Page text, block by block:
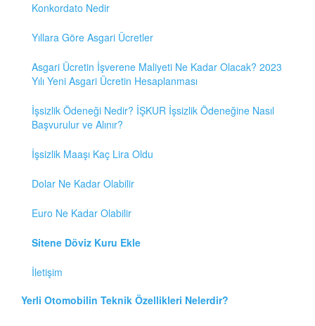
Konkordato Nedir
Yıllara Göre Asgari Ücretler
Asgari Ücretin İşverene Maliyeti Ne Kadar Olacak? 2023
Yılı Yeni Asgari Ücretin Hesaplanması
İşsizlik Ödeneği Nedir? İŞKUR İşsizlik Ödeneğine Nasıl
Başvurulur ve Alınır?
İşsizlik Maaşı Kaç Lira Oldu
Dolar Ne Kadar Olabilir
Euro Ne Kadar Olabilir
Sitene Döviz Kuru Ekle
İletişim
Yerli Otomobilin Teknik Özellikleri Nelerdir?